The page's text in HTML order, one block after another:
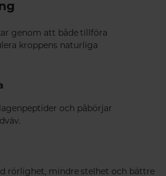
genom att både tillföra
kroppens naturliga
och påbörjar
rörlighet, mindre stelhet och bättre